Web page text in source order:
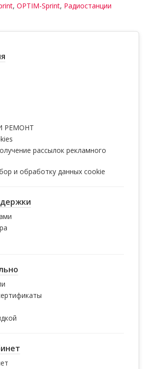
, OPTIM-Sprint, Радиостанции
РЕМОНТ
рассылок рекламного
и обработку данных cookie